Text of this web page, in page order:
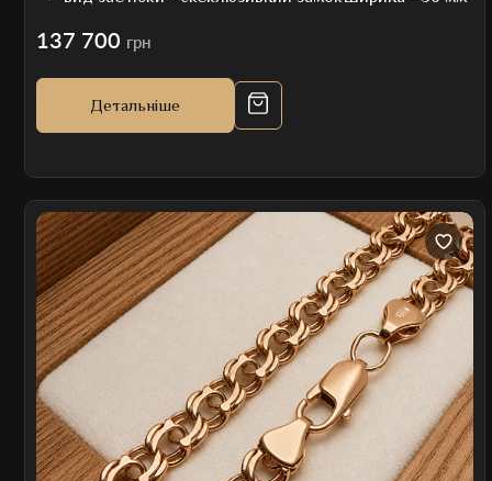
137 700 грн
Детальніше